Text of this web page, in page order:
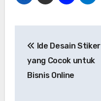
navigation
Ide Desain Stiker
yang Cocok untuk
Bisnis Online